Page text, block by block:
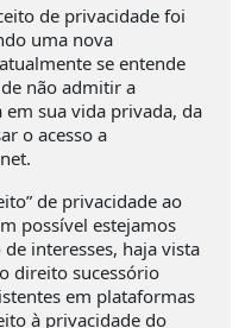
de privacidade foi
uma nova
se entende
não admitir a
sua vida privada, da
o acesso a
de privacidade ao
possível estejamos
interesses, haja vista
direito sucessório
em plataformas
à privacidade do